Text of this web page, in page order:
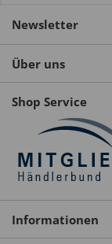
Newsletter
Über uns
Shop Service
Informationen